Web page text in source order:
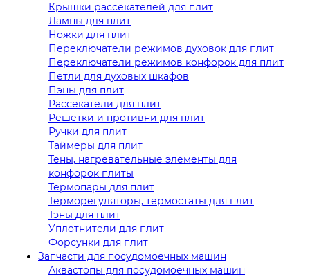
Крышки рассекателей для плит
Лампы для плит
Ножки для плит
Переключатели режимов духовок для плит
Переключатели режимов конфорок для плит
Петли для духовых шкафов
Пэны для плит
Рассекатели для плит
Решетки и противни для плит
Ручки для плит
Таймеры для плит
Тены, нагревательные элементы для
конфорок плиты
Термопары для плит
Терморегуляторы, термостаты для плит
Тэны для плит
Уплотнители для плит
Форсунки для плит
Запчасти для посудомоечных машин
Аквастопы для посудомоечных машин